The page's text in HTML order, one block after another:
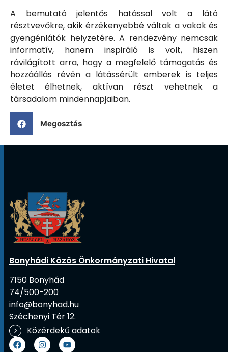
A bemutató jelentős hatással volt a látó
résztvevőkre, akik érzékenyebbé váltak a vakok és
gyengénlátók helyzetére. A rendezvény nemcsak
informatív, hanem inspiráló is volt, hiszen
rávilágított arra, hogy a megfelelő támogatás és
hozzáállás révén a látássérült emberek is teljes
életet élhetnek, aktívan részt vehetnek a
társadalom mindennapjaiban.
Megosztás
Bonyhádi Közös Önkormányzati Hivatal
7150 Bonyhád
74/500-200
info@bonyhad.hu
Széchenyi Tér 12.
Közérdekű adatok